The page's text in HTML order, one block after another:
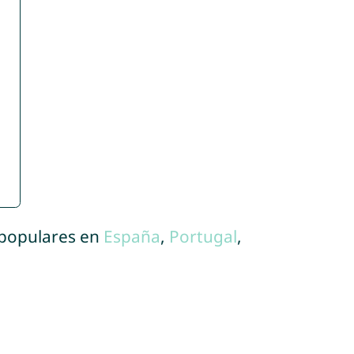
en España, Portugal,